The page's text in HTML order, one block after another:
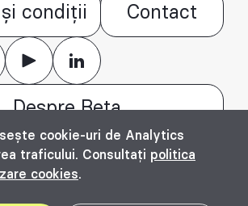
cookie-uri de Analytics
traficului. Consultați politica
cookies.
și condiții Contact
Despre Beta
de arhitectură Beta
rights reserved.